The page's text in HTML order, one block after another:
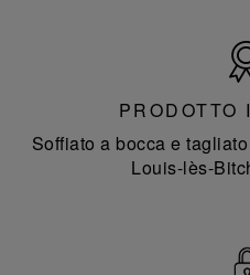
PRODOTTO
Soffiato a bocca e
Louis-lès-